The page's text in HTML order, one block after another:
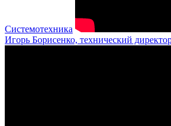
Системотехника
Игорь Борисенко, технический